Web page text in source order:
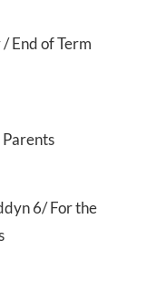
End of Term
6/ For the